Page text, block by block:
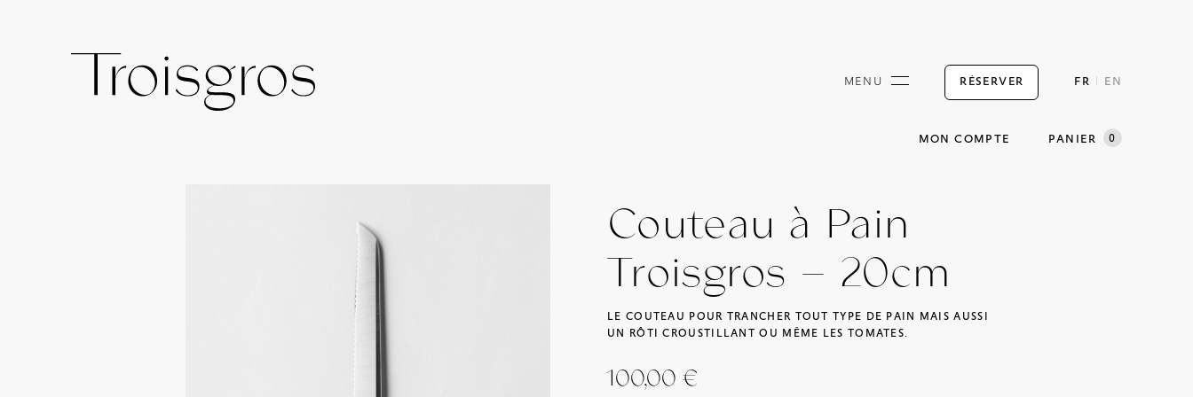
MENU RÉSERVER FR EN
MON COMPTE PANIER 0
Couteau à Pain
Troisgros – 20cm
LE COUTEAU POUR TRANCHER TOUT TYPE DE PAIN MAIS AUSSI
UN RÔTI CROUSTILLANT OU MÊME LES TOMATES.
100,00€